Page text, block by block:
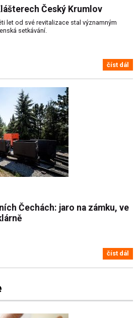
Český Krumlov
let od své revitalizace stal významným
setkávání.
číst dál
Čechách: jaro na zámku, ve
číst dál